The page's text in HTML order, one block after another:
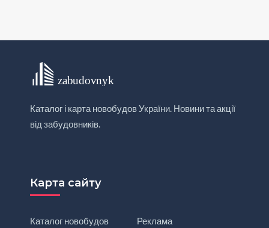
Каталог і карта новобудов України. Новини та акції
від забудовників.
Карта сайту
Каталог новобудов Реклама